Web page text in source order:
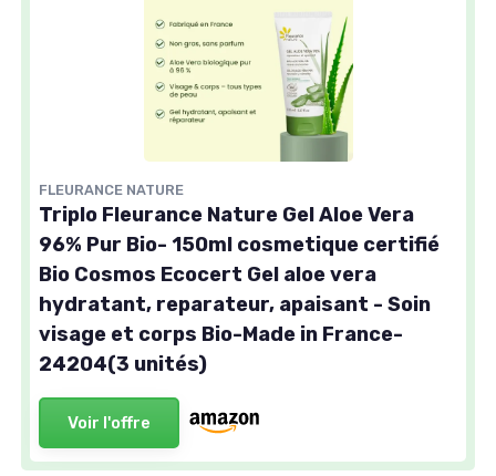
FLEURANCE NATURE
Triplo Fleurance Nature Gel Aloe Vera
96% Pur Bio- 150ml cosmetique certifié
Bio Cosmos Ecocert Gel aloe vera
hydratant, reparateur, apaisant - Soin
visage et corps Bio-Made in France-
24204(3 unités)
Voir l'offre